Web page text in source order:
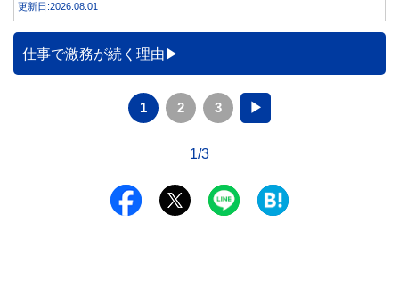
データをもとに、節約効果の目安と快適に過ごすためのポイ
ントを分かりやすく解説します。
更新日:2026.08.01
仕事で激務が続く理由
1 2 3 ▶
1/3